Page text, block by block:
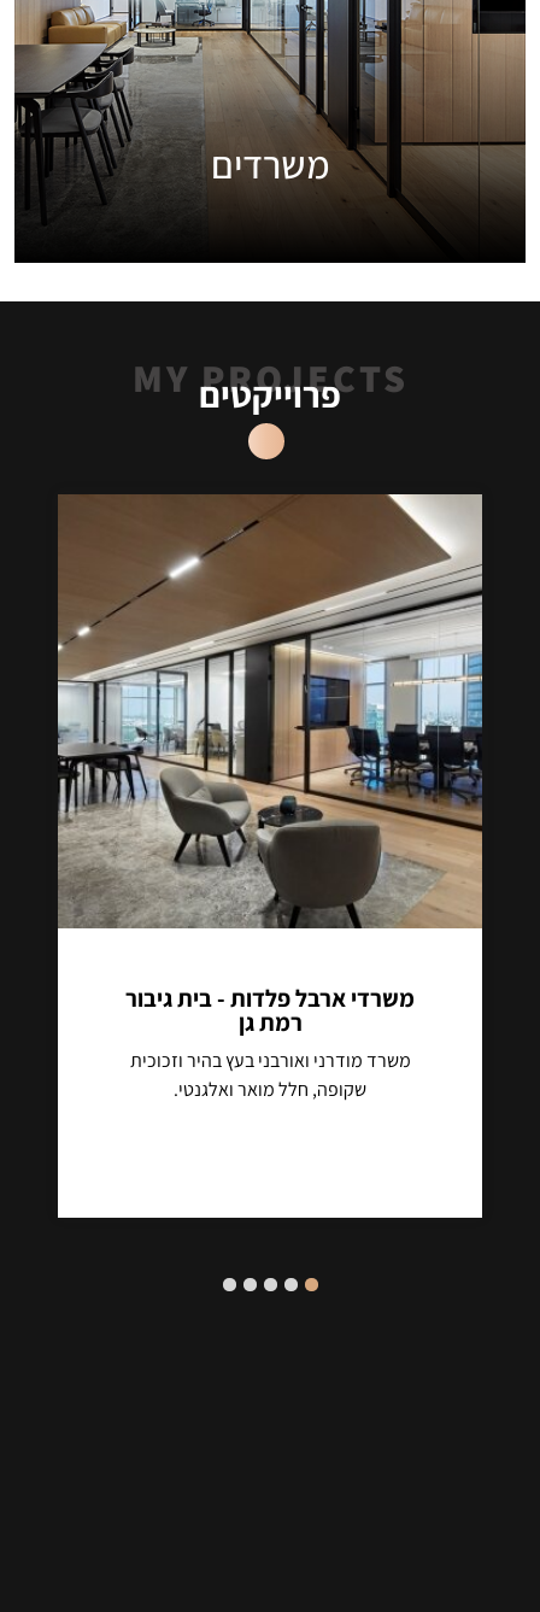
משרדים
פרוייקטים
משרדי ארבל פלדות - בית גיבור
רמת גן
משרד מודרני ואורבני בעץ בהיר וזכוכית
שקופה, חלל מואר ואלגנטי.